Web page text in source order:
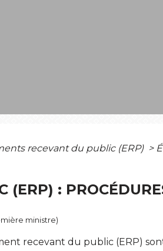
recevant du public (ERP) >
(ERP) :
ministre)
recevant du public (ERP)